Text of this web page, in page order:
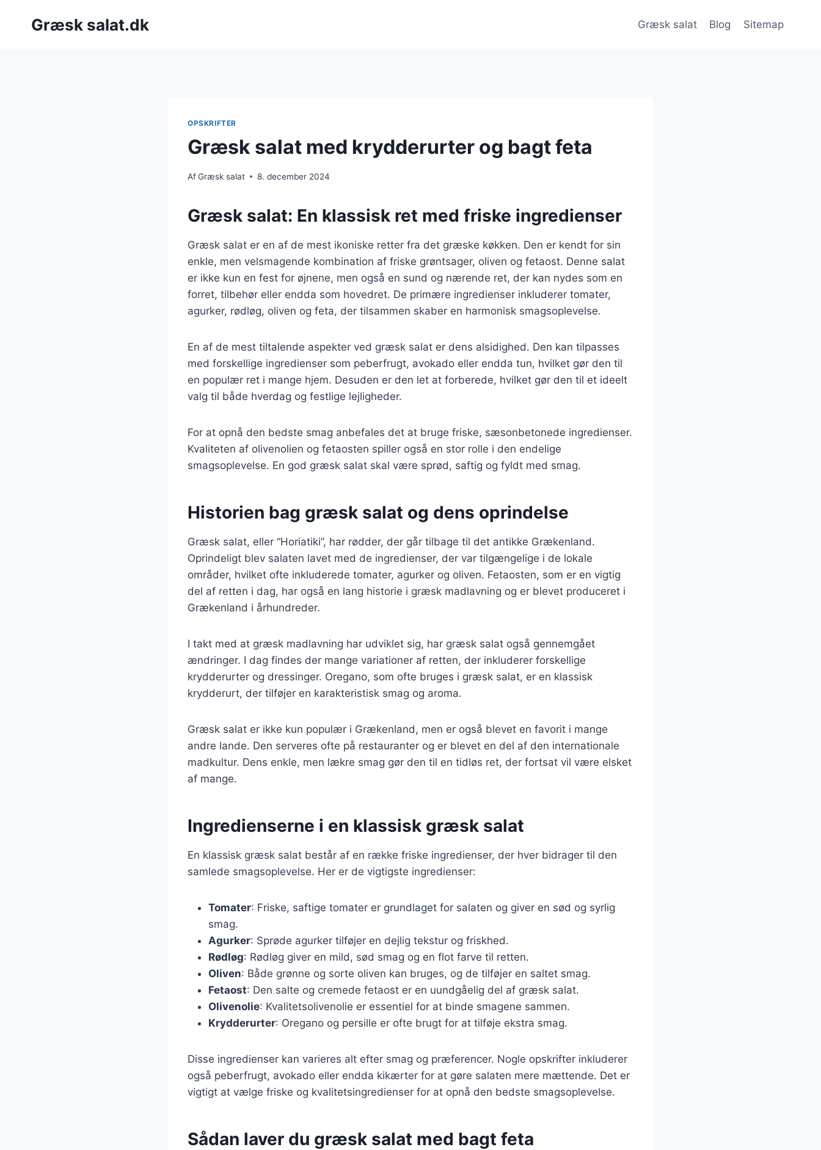
Græsk salat.dk Græsk salat Blog Sitemap
OPSKRIFTER
Græsk salat med krydderurter og bagt feta
AfGræsk salat 8. december 2024
Græsk salat: En klassisk ret med friske ingredienser
Græsk salat er en af de mest ikoniske retter fra det græske køkken. Den er kendt for sin
enkle, men velsmagende kombination af friske grøntsager, oliven og fetaost. Denne salat
er ikke kun en fest for øjnene, men også en sund og nærende ret, der kan nydes som en
forret, tilbehør eller endda som hovedret. De primære ingredienser inkluderer tomater,
agurker, rødløg, oliven og feta, der tilsammen skaber en harmonisk smagsoplevelse.
En af de mest tiltalende aspekter ved græsk salat er dens alsidighed. Den kan tilpasses
med forskellige ingredienser som peberfrugt, avokado eller endda tun, hvilket gør den til
en populær ret i mange hjem. Desuden er den let at forberede, hvilket gør den til et ideelt
valg til både hverdag og festlige lejligheder.
For at opnå den bedste smag anbefales det at bruge friske, sæsonbetonede ingredienser.
Kvaliteten af olivenolien og fetaosten spiller også en stor rolle i den endelige
smagsoplevelse. En god græsk salat skal være sprød, saftig og fyldt med smag.
Historien bag græsk salat og dens oprindelse
Græsk salat, eller “Horiatiki”, har rødder, der går tilbage til det antikke Grækenland.
Oprindeligt blev salaten lavet med de ingredienser, der var tilgængelige i de lokale
områder, hvilket ofte inkluderede tomater, agurker og oliven. Fetaosten, som er en vigtig
del af retten i dag, har også en lang historie i græsk madlavning og er blevet produceret i
Grækenland i århundreder.
I takt med at græsk madlavning har udviklet sig, har græsk salat også gennemgået
ændringer. I dag findes der mange variationer af retten, der inkluderer forskellige
krydderurter og dressinger. Oregano, som ofte bruges i græsk salat, er en klassisk
krydderurt, der tilføjer en karakteristisk smag og aroma.
Græsk salat er ikke kun populær i Grækenland, men er også blevet en favorit i mange
andre lande. Den serveres ofte på restauranter og er blevet en del af den internationale
madkultur. Dens enkle, men lækre smag gør den til en tidløs ret, der fortsat vil være elsket
af mange.
Ingredienserne i en klassisk græsk salat
En klassisk græsk salat består af en række friske ingredienser, der hver bidrager til den
samlede smagsoplevelse. Her er de vigtigste ingredienser:
Tomater: Friske, saftige tomater er grundlaget for salaten og giver en sød og syrlig
smag.
Agurker: Sprøde agurker tilføjer en dejlig tekstur og friskhed.
Rødløg: Rødløg giver en mild, sød smag og en flot farve til retten.
Oliven: Både grønne og sorte oliven kan bruges, og de tilføjer en saltet smag.
Fetaost: Den salte og cremede fetaost er en uundgåelig del af græsk salat.
Olivenolie: Kvalitetsolivenolie er essentiel for at binde smagene sammen.
Krydderurter: Oregano og persille er ofte brugt for at tilføje ekstra smag.
Disse ingredienser kan varieres alt efter smag og præferencer. Nogle opskrifter inkluderer
også peberfrugt, avokado eller endda kikærter for at gøre salaten mere mættende. Det er
vigtigt at vælge friske og kvalitetsingredienser for at opnå den bedste smagsoplevelse.
Sådan laver du græsk salat med bagt feta